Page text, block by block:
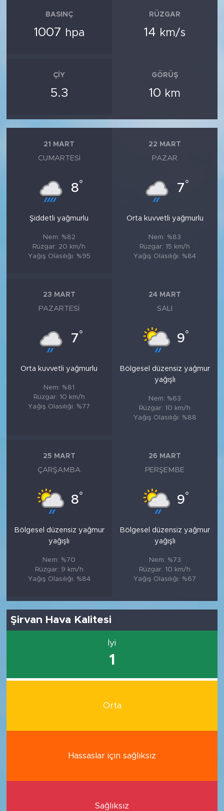
BASINÇ
1007 hpa
RÜZGAR
14 km/s
ÇIY
5.3
GÖRÜŞ
10 km
21 MART
CUMARTESI
8°
Şiddetli yağmurlu
Nem: %82
Rüzgar: 20 km/h
Yağış Olasılığı: %95
22 MART
PAZAR
7°
Orta kuvvetli yağmurlu
Nem: %83
Rüzgar: 15 km/h
Yağış Olasılığı: %84
23 MART
PAZARTESI
7°
Orta kuvvetli yağmurlu
Nem: %81
Rüzgar: 10 km/h
Yağış Olasılığı: %77
24 MART
SALI
9°
Bölgesel düzensiz yağmur
yağışlı
Nem: %63
Rüzgar: 10 km/h
Yağış Olasılığı: %88
25 MART
ÇARŞAMBA
8°
Bölgesel düzensiz yağmur
yağışlı
Nem: %70
Rüzgar: 9 km/h
Yağış Olasılığı: %84
26 MART
PERŞEMBE
9°
Bölgesel düzensiz yağmur
yağışlı
Nem: %73
Rüzgar: 10 km/h
Yağış Olasılığı: %67
Şirvan Hava Kalitesi
İyi
1
Orta
Hassaslar için sağlıksız
Sağlıksız